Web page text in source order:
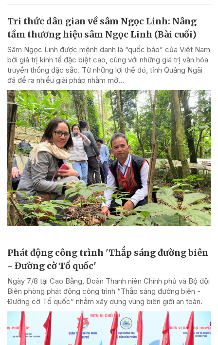
Tri thức dân gian về sâm Ngọc Linh: Nâng
tầm thương hiệu sâm Ngọc Linh (Bài cuối)
Sâm Ngọc Linh được mệnh danh là “quốc bảo” của Việt Nam
bởi giá trị kinh tế đặc biệt cao, cùng với những giá trị văn hóa
truyền thống đặc sắc. Từ những lợi thế đó, tỉnh Quảng Ngãi
đã đề ra nhiều giải pháp nhằm mở...
Phát động công trình 'Thắp sáng đường biên
- Đường cờ Tổ quốc'
Ngày 7/8 tại Cao Bằng, Đoàn Thanh niên Chính phủ và Bộ đội
Biên phòng phát động công trình “Thắp sáng đường biên -
Đường cờ Tổ quốc” nhằm xây dựng vùng biên giới an toàn.